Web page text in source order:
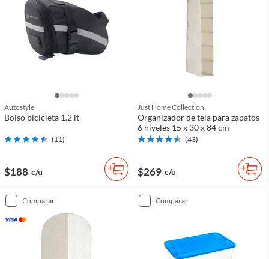
Autostyle
Bolso bicicleta 1.2 lt
(11)
$188 c/u
Just Home Collection
Organizador de tela para zapatos
6 niveles 15 x 30 x 84 cm
(43)
$269 c/u
comparar comparar